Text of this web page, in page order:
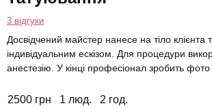
3 відгуки
Досвідчений майстер нанесе на тіло клієнта
індивідуальним ескізом. Для процедури
анестезію. У кінці професіонал зробить фото
2500 грн 1 люд. 2 год.